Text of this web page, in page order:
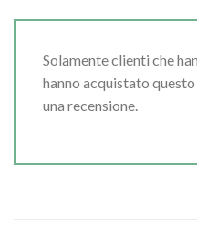
Solamente clienti che
hanno acquistato
una recensione.